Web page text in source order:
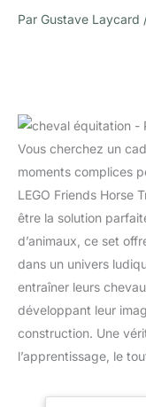
Par Gustave Laycard
Vous cherchez un
moments complices
LEGO Friends Horse
être la solution
d’animaux, ce set
dans un univers
entraîner leurs
développant leur
construction. Une
l’apprentissage, le